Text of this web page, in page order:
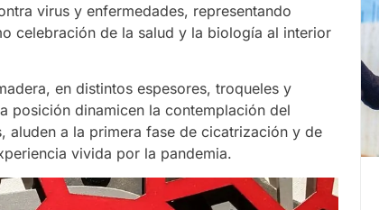
virus y enfermedades, representando
celebración de la salud y la biología al interior
en distintos espesores, troqueles y
posición dinamicen la contemplación del
aluden a la primera fase de cicatrización y de
vivida por la pandemia.